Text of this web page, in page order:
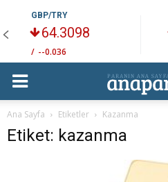
GBP/TRY
64.3098
/ --0.036
Ana Sayfa Etiketler Kazanma
Etiket: kazanma